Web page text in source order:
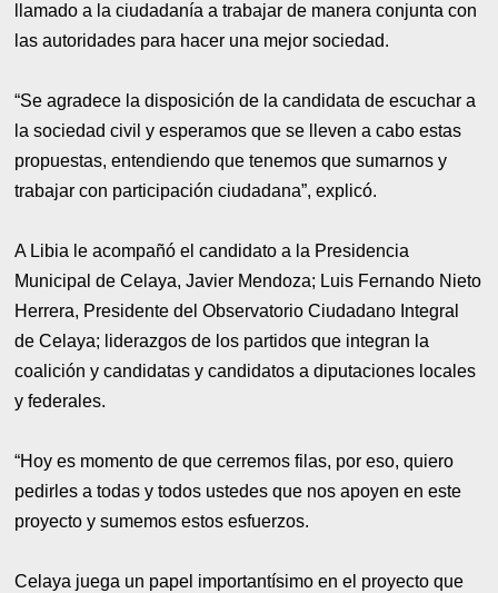
llamado a la ciudadanía a trabajar de manera conjunta con
las autoridades para hacer una mejor sociedad.
“Se agradece la disposición de la candidata de escuchar a
la sociedad civil y esperamos que se lleven a cabo estas
propuestas, entendiendo que tenemos que sumarnos y
trabajar con participación ciudadana”, explicó.
A Libia le acompañó el candidato a la Presidencia
Municipal de Celaya, Javier Mendoza; Luis Fernando Nieto
Herrera, Presidente del Observatorio Ciudadano Integral
de Celaya; liderazgos de los partidos que integran la
coalición y candidatas y candidatos a diputaciones locales
y federales.
“Hoy es momento de que cerremos filas, por eso, quiero
pedirles a todas y todos ustedes que nos apoyen en este
proyecto y sumemos estos esfuerzos.
Celaya juega un papel importantísimo en el proyecto que